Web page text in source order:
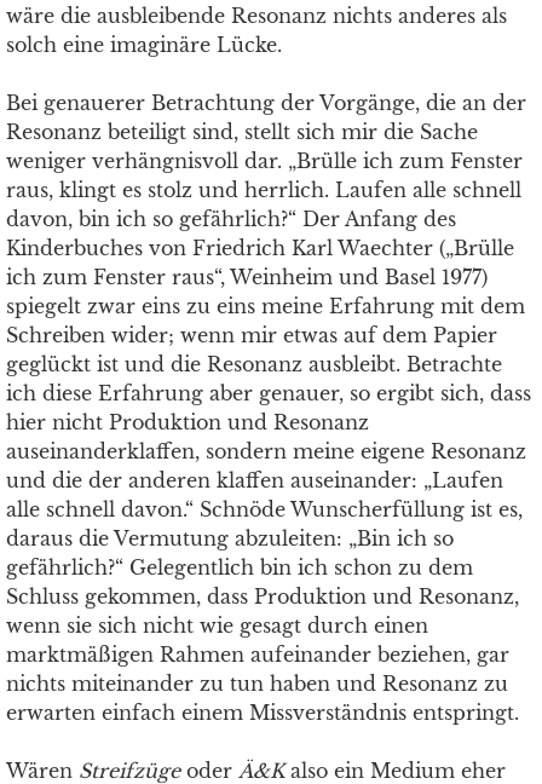
wäre die ausbleibende Resonanz nichts anderes als
solch eine imaginäre Lücke.
Bei genauerer Betrachtung der Vorgänge, die an der
Resonanz beteiligt sind, stellt sich mir die Sache
weniger verhängnisvoll dar. „Brülle ich zum Fenster
raus, klingt es stolz und herrlich. Laufen alle schnell
davon, bin ich so gefährlich?“ Der Anfang des
Kinderbuches von Friedrich Karl Waechter („Brülle
ich zum Fenster raus“, Weinheim und Basel 1977)
spiegelt zwar eins zu eins meine Erfahrung mit dem
Schreiben wider; wenn mir etwas auf dem Papier
geglückt ist und die Resonanz ausbleibt. Betrachte
ich diese Erfahrung aber genauer, so ergibt sich, dass
hier nicht Produktion und Resonanz
auseinanderklaffen, sondern meine eigene Resonanz
und die der anderen klaffen auseinander: „Laufen
alle schnell davon.“ Schnöde Wunscherfüllung ist es,
daraus die Vermutung abzuleiten: „Bin ich so
gefährlich?“ Gelegentlich bin ich schon zu dem
Schluss gekommen, dass Produktion und Resonanz,
wenn sie sich nicht wie gesagt durch einen
marktmäßigen Rahmen aufeinander beziehen, gar
nichts miteinander zu tun haben und Resonanz zu
erwarten einfach einem Missverständnis entspringt.
Wären Streifzügeoder Ä&Kalso ein Medium eher